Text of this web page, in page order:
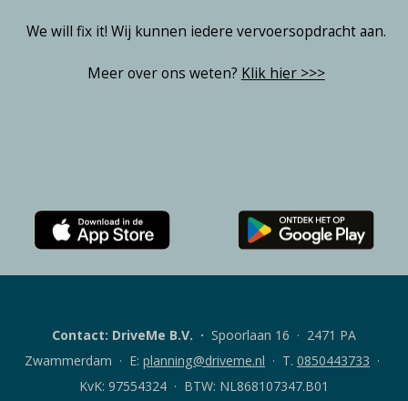
We will fix it! Wij kunnen iedere vervoersopdracht aan.
Meer over ons weten? Klik hier >>>
de
klanten-
voor
iOS
de
voor
Contact: DriveMe B.V. · Spoorlaan 16 · 2471 PA
Zwammerdam · E: planning@driveme.nl · T. 0850443733 ·
KvK: 97554324 · BTW: NL868107347.B01